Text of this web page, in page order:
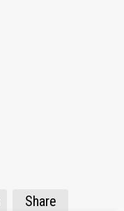
Share